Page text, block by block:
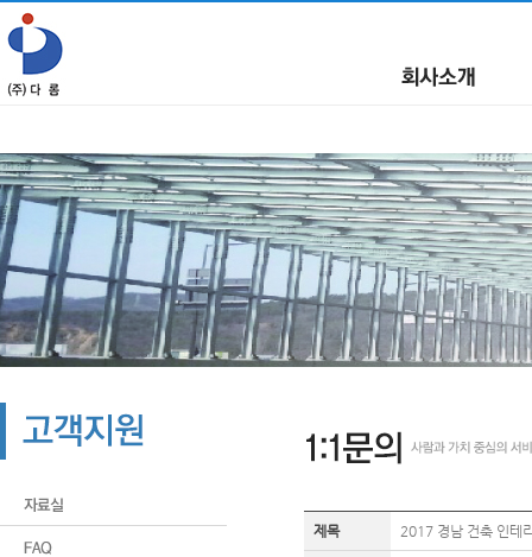
제목 2017 경남 건축 인테